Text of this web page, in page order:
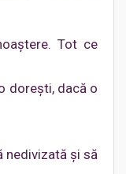
Tot ce
doreşti, dacă o
nedivizată şi să